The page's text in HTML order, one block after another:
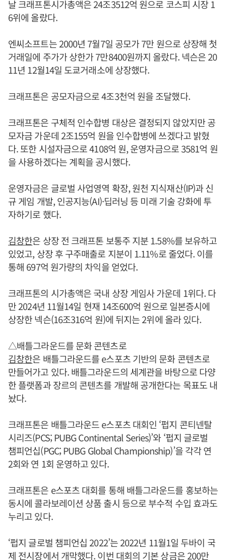
날 크래프톤시가총액은 24조3512억 원으로 코스피 시장 1
6위에 올랐다.
엔씨소프트는 2000년 7월7일 공모가 7만 원으로 상장해 첫
거래일에 주가가 상한가 7만8400원까지 올랐다. 넥슨은 20
11년 12월14일 도쿄거래소에 상장했다.
크래프톤은 공모자금으로 4조3천억 원을 조달했다.
크래프톤은 구체적 인수합병 대상은 결정되지 않았지만 공
모자금 가운데 2조155억 원을 인수합병에 쓰겠다고 밝혔
다. 또한 시설자금으로 4108억 원, 운영자금으로 3581억 원
을 사용하겠다는 계획을 공시했다.
운영자금은 글로벌 사업영역 확장, 원천 지식재산(IP)과 신
규 게임 개발, 인공지능(AI)·딥러닝 등 미래 기술 강화에 투
자하기로 했다.
김창한은 상장 전 크래프톤 보통주 지분 1.58%를 보유하고
있었고, 상장 후 구주매출로 지분이 1.11%로 줄었다. 이를
통해 697억 원가량의 차익을 얻었다.
크래프톤의 시가총액은 국내 상장 게임사 가운데 1위다. 다
만 2024년 11월14일 현재 14조600억 원으로 일본증시에
상장한 넥슨(16조316억 원)에 뒤지는 2위에 올라 있다.
△배틀그라운드를 문화 콘텐츠로
김창한은 배틀그라운드를 e스포츠 기반의 문화 콘텐츠로
만들어가고 있다. 배틀그라운드의 세계관을 바탕으로 다양
한 플랫폼과 장르의 콘텐츠를 개발해 공개한다는 목표도 내
놨다.
크래프톤은 배틀그라운드 e스포츠 대회인 ‘펍지 콘티넨탈
시리즈(PCS; PUBG Continental Series)’와 ‘펍지 글로벌
챔피언십(PGC; PUBG Global Championship)’을 각각 연
2회와 연 1회 운영하고 있다.
크래프톤은 e스포츠 대회를 통해 배틀그라운드를 홍보하는
동시에 콜라보레이션 상품 출시 등으로 부수적 수입 효과도
누리고 있다.
‘펍지 글로벌 챔피언십 2022’는 2022년 11월1일 두바이 국
제 전시장에서 개막했다. 이번 대회의 기본 상금은 200만